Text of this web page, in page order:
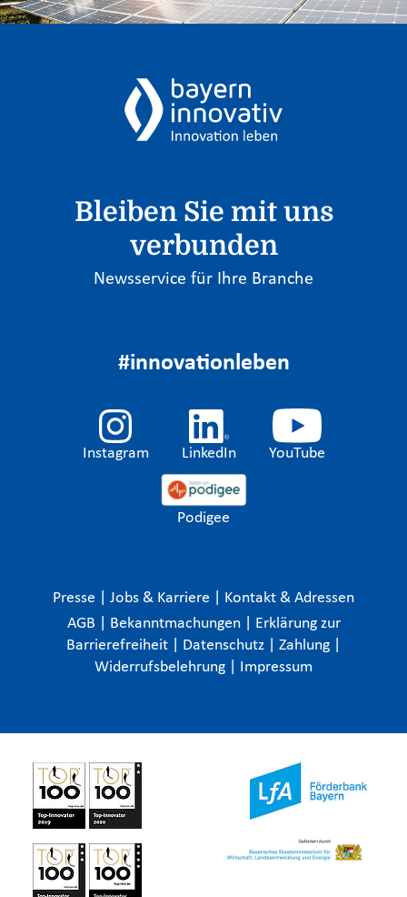
Bleiben Sie mit uns
verbunden
Newsservice für Ihre Branche
#innovationleben
Instagram LinkedIn YouTube
Podigee
Presse Jobs & Karriere
Kontakt & Adressen
AGB
Bekanntmachungen
Erklärung zur
Barrierefreiheit
Datenschutz Zahlung
Widerrufsbelehrung
Impressum